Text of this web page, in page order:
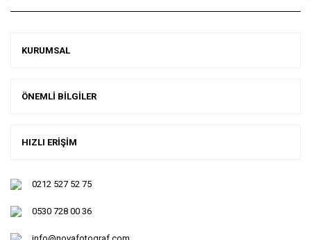
KURUMSAL
ÖNEMLİ BİLGİLER
HIZLI ERİŞİM
0212 527 52 75
0530 728 00 36